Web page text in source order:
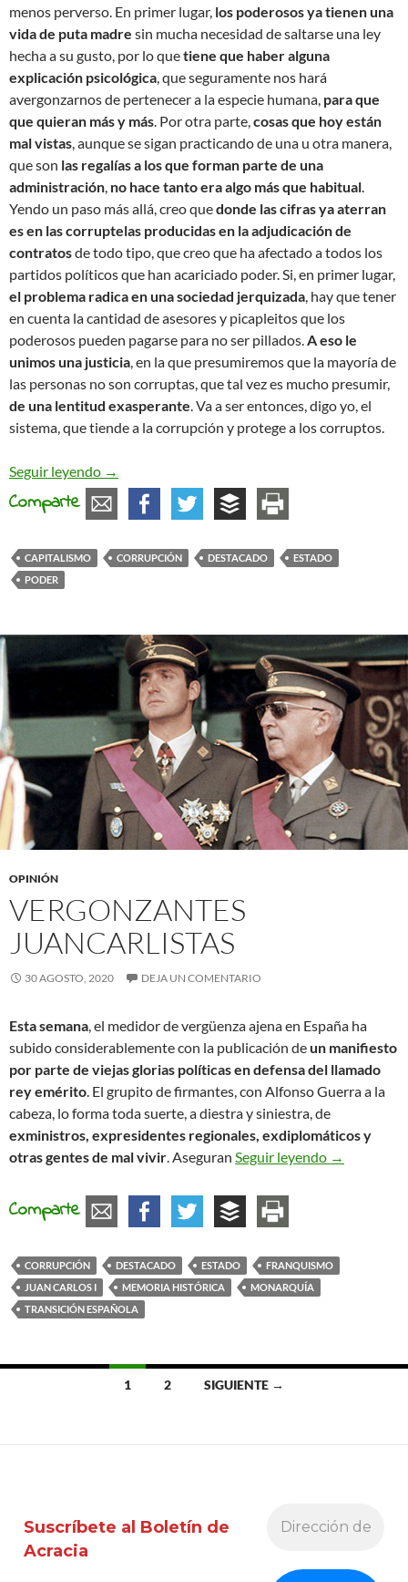
menos perverso. En primer lugar, los poderosos ya tienen una
vida de puta madre sin mucha necesidad de saltarse una ley
hecha a su gusto, por lo quetiene que haber alguna
explicación psicológica, que seguramente nos hará
avergonzarnos de pertenecer a la especie humana, para que
que quieran más y más. Por otra parte,cosas que hoy están
mal vistas, aunque se sigan practicando de una u otra manera,
que son las regalías a los que forman parte de una
administración, no hace tanto era algo más que habitual.
Yendo un paso más allá, creo quedonde las cifras ya aterran
es en las corruptelas producidas en la adjudicación de
contratosde todo tipo, que creo que ha afectado a todos los
partidos políticos que han acariciado poder. Si, en primer lugar,
el problema radica en una sociedad jerquizada, hay que tener
en cuenta la cantidad de asesores y picapleitos que los
poderosos pueden pagarse para no ser pillados.A eso le
unimos una justicia, en la que presumiremos que la mayoría de
las personas no son corruptas, que tal vez es mucho presumir,
de una lentitud exasperante. Va a ser entonces, digo yo, el
sistema, que tiende a la corrupción y protege a los corruptos.
Seguir leyendo Corrupción
→
Comparte
CAPITALISMO CORRUPCIÓN DESTACADO
ESTADO
PODER
OPINIÓN
VERGONZANTES
JUANCARLISTAS
30 AGOSTO, 2020 DEJA UN COMENTARIO
Esta semana, el medidor de vergüenza ajena en España ha
subido considerablemente con la publicación deun manifiesto
por parte de viejas glorias políticas en defensa del llamado
rey emérito. El grupito de firmantes, con Alfonso Guerra a la
cabeza, lo forma toda suerte, a diestra y siniestra, de
exministros, expresidentes regionales, exdiplomáticos y
otras gentes de mal vivir. Aseguran Seguir leyendo →
Comparte
CORRUPCIÓN DESTACADO ESTADO
FRANQUISMO
JUAN CARLOS I
MEMORIA HISTÓRICA
MONARQUÍA
TRANSICIÓN ESPAÑOLA
las
1 2 SIGUIENTE →
Suscríbete al Boletín de
Acracia